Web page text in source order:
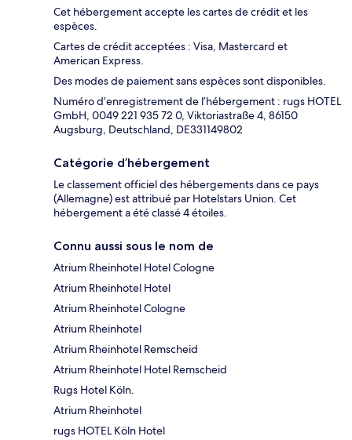
Cet hébergement accepte les cartes de crédit et les
espèces.
Cartes de crédit acceptées : Visa, Mastercard et
American Express.
Des modes de paiement sans espèces sont disponibles.
Numéro d’enregistrement de l’hébergement : rugs HOTEL
GmbH, 0049 221 935 72 0, Viktoriastraße 4, 86150
Augsburg, Deutschland, DE331149802
Catégorie d’hébergement
Le classement officiel des hébergements dans ce pays
(Allemagne) est attribué par Hotelstars Union. Cet
hébergement a été classé 4 étoiles.
Connu aussi sous le nom de
Atrium Rheinhotel Hotel Cologne
Atrium Rheinhotel Hotel
Atrium Rheinhotel Cologne
Atrium Rheinhotel
Atrium Rheinhotel Remscheid
Atrium Rheinhotel Hotel Remscheid
Rugs Hotel Köln.
Atrium Rheinhotel
rugs HOTEL Köln Hotel